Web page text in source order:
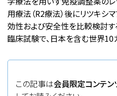
用療法（R2療法）後にリツキシ
効性および安全性を比較検討
臨床試験で、日本を含む世界10
この記事は会員限定コンテン